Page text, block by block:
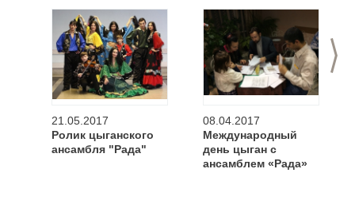
>
21.05.2017
Ролик цыганского
ансамбля "Рада"
08.04.2017
Международный
день цыган с
ансамблем «Рада»